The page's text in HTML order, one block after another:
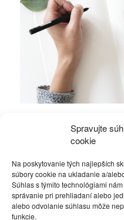
Spravujte
cookie
Na poskytovanie tých najlepších
súbory cookie na ukladanie a/
Súhlas s týmito technológiami
správanie pri prehliadaní alebo
alebo odvolanie súhlasu môže
funkcie.
vami vaši politici?!
Rôzne 27. apríla